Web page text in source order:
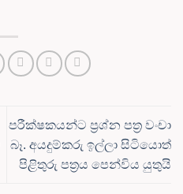
පරීක්ෂකයන්ට ප්‍රශ්න පත්‍ර වංචා
බෑ. අයදුම්කරු ඉල්ලා සිටියොත්
පිළිතුරු පත්‍රය පෙන්විය යුතුයි